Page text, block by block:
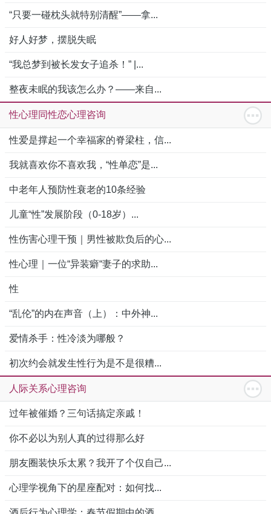
“只要一碰枕头就特别清醒”——拿...
好人好梦，摆脱失眠
“我总梦到被长发女子追杀！” |...
整夜未眠的我该怎么办？——来自...
性心理同性恋心理咨询
性爱是撑起一个幸福家的脊梁柱，信...
我就喜欢你不喜欢我，“性单恋”是...
中老年人预防性衰老的10条经验
儿童“性”发展阶段（0-18岁）...
性伤害心理干预｜男性被欺负后的心...
性心理｜一位“异装癖“妻子的求助...
性
“乱伦”的内在声音（上）：中外神...
爱情杀手：性冷淡为哪般？
初次约会就发生性行为是不是很糟...
人际关系心理咨询
过年被催婚？三句话搞定亲戚！
你不必以为别人真的过得那么好
朋友圈装快乐太累？我开了个仅自己...
心理学视角下的星座配对：如何找...